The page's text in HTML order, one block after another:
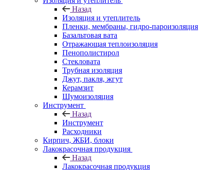
Назад
Изоляция и утеплитель
Пленки, мембраны, гидро-пароизоляция
Базальтовая вата
Отражающая теплоизоляция
Пенополистирол
Стекловата
Трубная изоляция
Джут, пакля, жгут
Керамзит
Шумоизоляция
Инструмент
Назад
Инструмент
Расходники
Кирпич, ЖБИ, блоки
Лакокрасочная продукция
Назад
Лакокрасочная продукция